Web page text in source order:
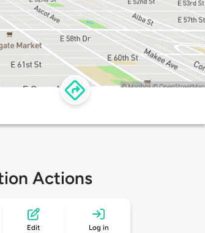
Actions
Edit Log in